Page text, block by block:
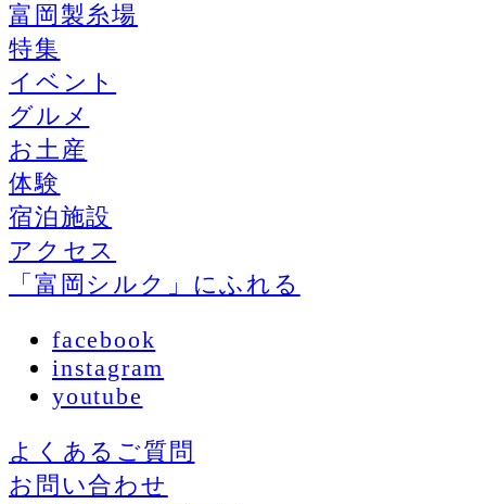
富岡製糸場
特集
イベント
グルメ
お土産
体験
宿泊施設
アクセス
「富岡シルク」にふれる
facebook
instagram
youtube
よくあるご質問
お問い合わせ